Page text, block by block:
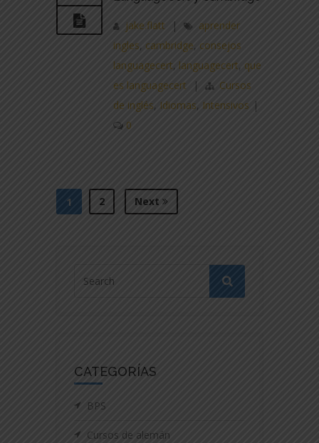
jake.flatt |
aprender
ingles, cambridge, consejos
languagecert, languagecert, que
es languagecert
|
Cursos
de inglés, Idiomas, Intensivos |
0
1 2 Next
CATEGORÍAS
BPS
Cursos de alemán